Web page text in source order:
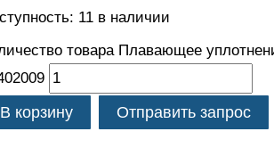
11 в наличии
товара Плавающее
В корзину Отправить запрос